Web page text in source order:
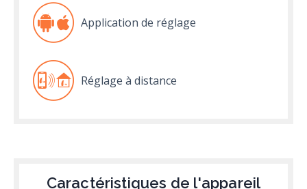
Application de réglage
Réglage à distance
Caractéristiques de l'appareil